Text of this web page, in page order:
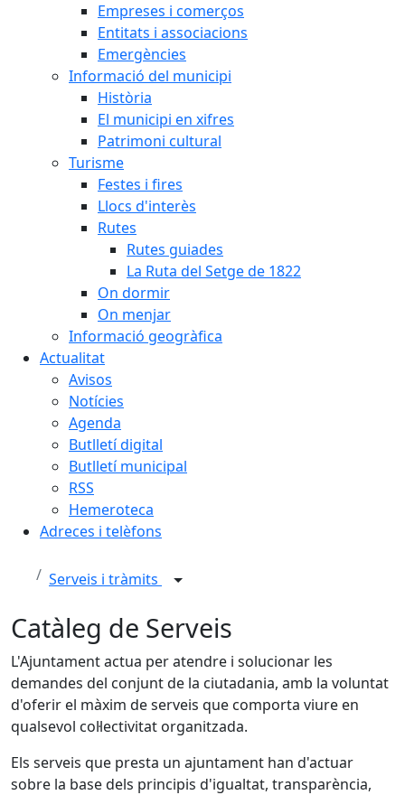
Empreses i comerços
Entitats i associacions
Emergències
Informació del municipi
Història
El municipi en xifres
Patrimoni cultural
Turisme
Festes i fires
Llocs d'interès
Rutes
Rutes guiades
La Ruta del Setge de 1822
On dormir
On menjar
Informació geogràfica
Actualitat
Avisos
Notícies
Agenda
Butlletí digital
Butlletí municipal
RSS
Hemeroteca
Adreces i telèfons
Serveis i tràmits
Catàleg de Serveis
L'Ajuntament actua per atendre i solucionar les
demandes del conjunt de la ciutadania, amb la voluntat
d'oferir el màxim de serveis que comporta viure en
qualsevol col·lectivitat organitzada.
Els serveis que presta un ajuntament han d'actuar
sobre la base dels principis d'igualtat, transparència,